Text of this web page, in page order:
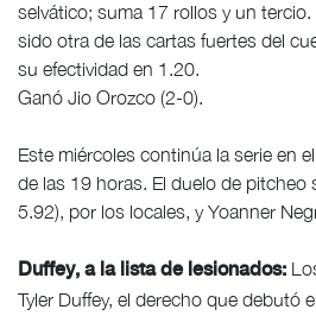
selvático; suma 17 rollos y un
sido otra de las cartas fuertes del
su efectividad en 1.20.
Ganó Jio Orozco (2-0).
Este miércoles continúa la serie en
de las 19 horas. El duelo de pitcheo
5.92), por los locales, y Yoanner
Duffey, a la lista de lesionados:
Tyler Duffey, el derecho que debutó